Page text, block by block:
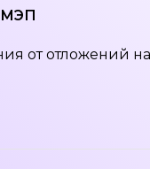
от отложений